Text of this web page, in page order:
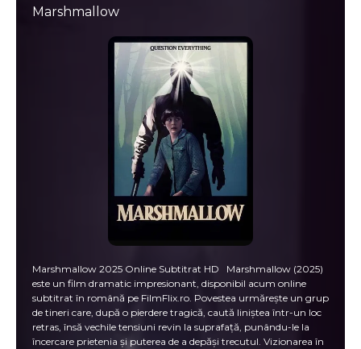
Marshmallow
Marshmallow 2025 Online Subtitrat HD Marshmallow (2025)
este un film dramatic impresionant, disponibil acum online
subtitrat în română pe FilmFlix.ro. Povestea urmărește un grup
de tineri care, după o pierdere tragică, caută liniștea într-un loc
retras, însă vechile tensiuni revin la suprafață, punându-le la
încercare prietenia și puterea de a depăși trecutul. Vizionarea în